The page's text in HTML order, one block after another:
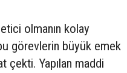
olmanın kolay
görevlerin büyük emek
çekti. Yapılan maddi